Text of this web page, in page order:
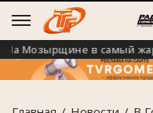
в самый